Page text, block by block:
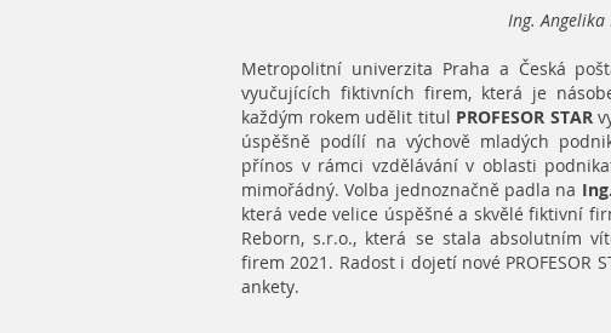
Ing. Angelika
Metropolitní univerzita Praha a Česká
vyučujících fiktivních firem, která je
každým rokem udělit titul PROFESOR STAR
úspěšně podílí na výchově mladých
přínos v rámci vzdělávání v oblasti
mimořádný. Volba jednoznačně padla na
která vede velice úspěšné a skvělé fiktivní
Reborn, s.r.o., která se stala absolutním
firem 2021. Radost i dojetí nové
ankety.